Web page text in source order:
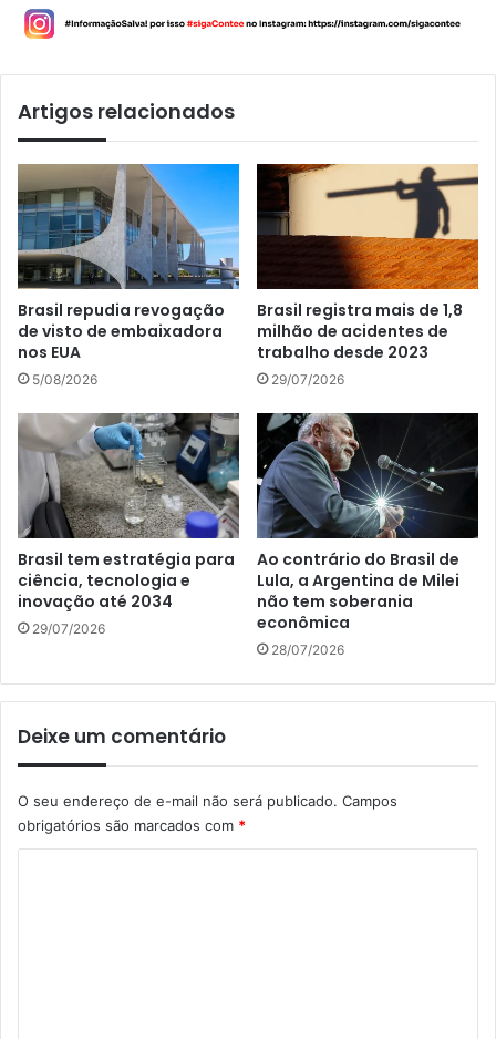
Artigos relacionados
Brasil repudia revogação
de visto de embaixadora
nos EUA
5/08/2026
Brasil registra mais de 1,8
milhão de acidentes de
trabalho desde 2023
29/07/2026
Brasil tem estratégia para
ciência, tecnologia e
inovação até 2034
29/07/2026
Ao contrário do Brasil de
Lula, a Argentina de Milei
não tem soberania
econômica
28/07/2026
Deixe um comentário
O seu endereço de e-mail não será publicado. Campos
obrigatórios são marcados com *